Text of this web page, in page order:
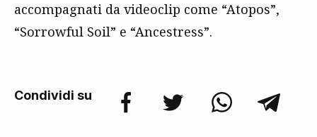
accompagnati da videoclip come “Atopos”,
“Sorrowful Soil” e “Ancestress”.
Condividi su